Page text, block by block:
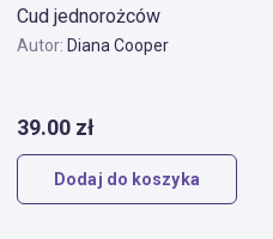
Dodaj do koszyka
Cud jednorożców
Autor: Diana Cooper
39.00 zł